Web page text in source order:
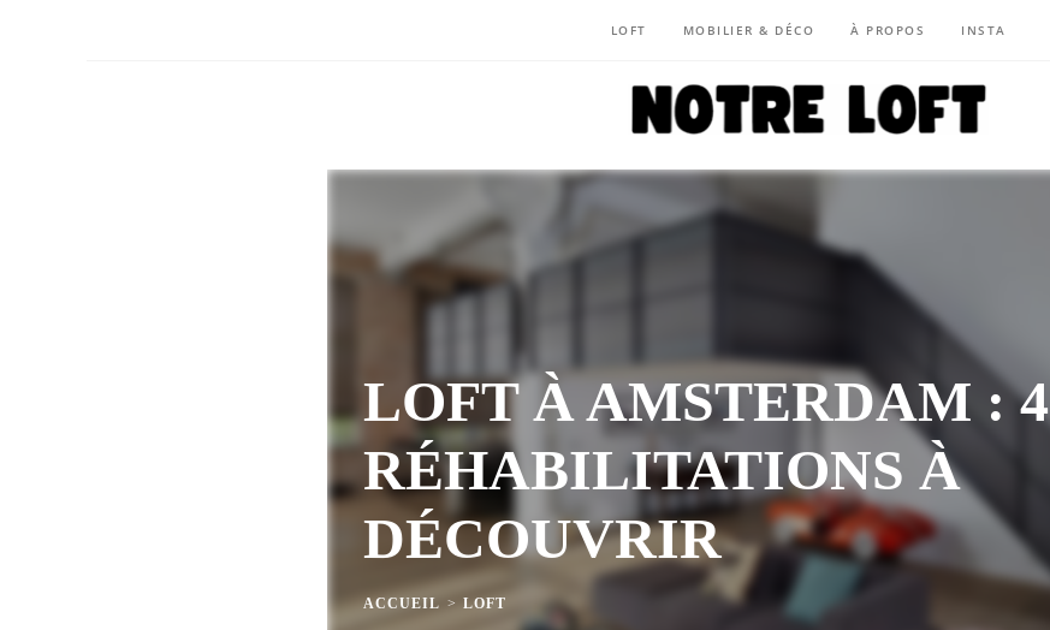
LOFT MOBILIER & DÉCO À PROPOS INSTA
LOFT À AMSTERDAM : 4
RÉHABILITATIONS À
DÉCOUVRIR
ACCUEIL > LOFT